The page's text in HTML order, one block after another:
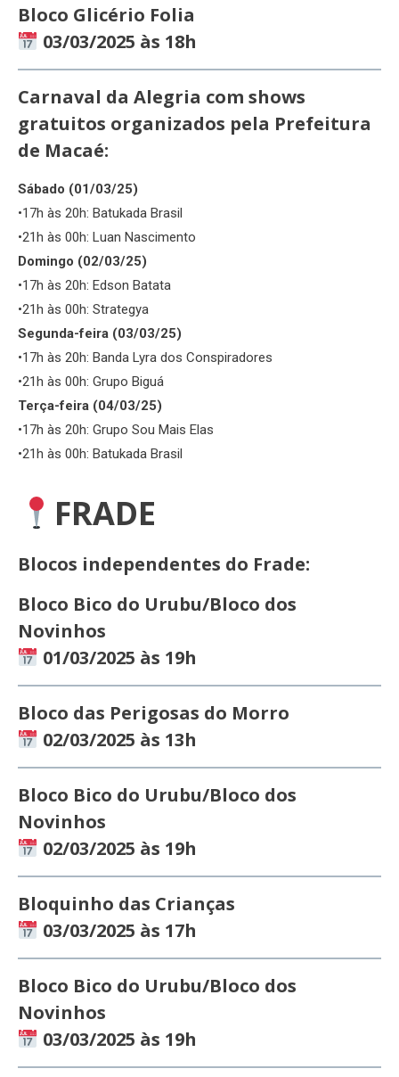
Bloco Glicério Folia
03/03/2025 às 18h
Carnaval da Alegria com shows
gratuitos organizados pela Prefeitura
de Macaé:
Sábado (01/03/25)
•17h às 20h: Batukada Brasil
•21h às 00h: Luan Nascimento
Domingo (02/03/25)
•17h às 20h: Edson Batata
•21h às 00h: Strategya
Segunda-feira (03/03/25)
•17h às 20h: Banda Lyra dos Conspiradores
•21h às 00h: Grupo Biguá
Terça-feira (04/03/25)
•17h às 20h: Grupo Sou Mais Elas
•21h às 00h: Batukada Brasil
FRADE
Blocos independentes do Frade:
Bloco Bico do Urubu/Bloco dos
Novinhos
01/03/2025 às 19h
Bloco das Perigosas do Morro
02/03/2025 às 13h
Bloco Bico do Urubu/Bloco dos
Novinhos
02/03/2025 às 19h
Bloquinho das Crianças
03/03/2025 às 17h
Bloco Bico do Urubu/Bloco dos
Novinhos
03/03/2025 às 19h